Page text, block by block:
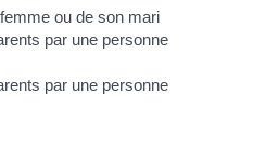
ou de son mari
par une personne
par une personne